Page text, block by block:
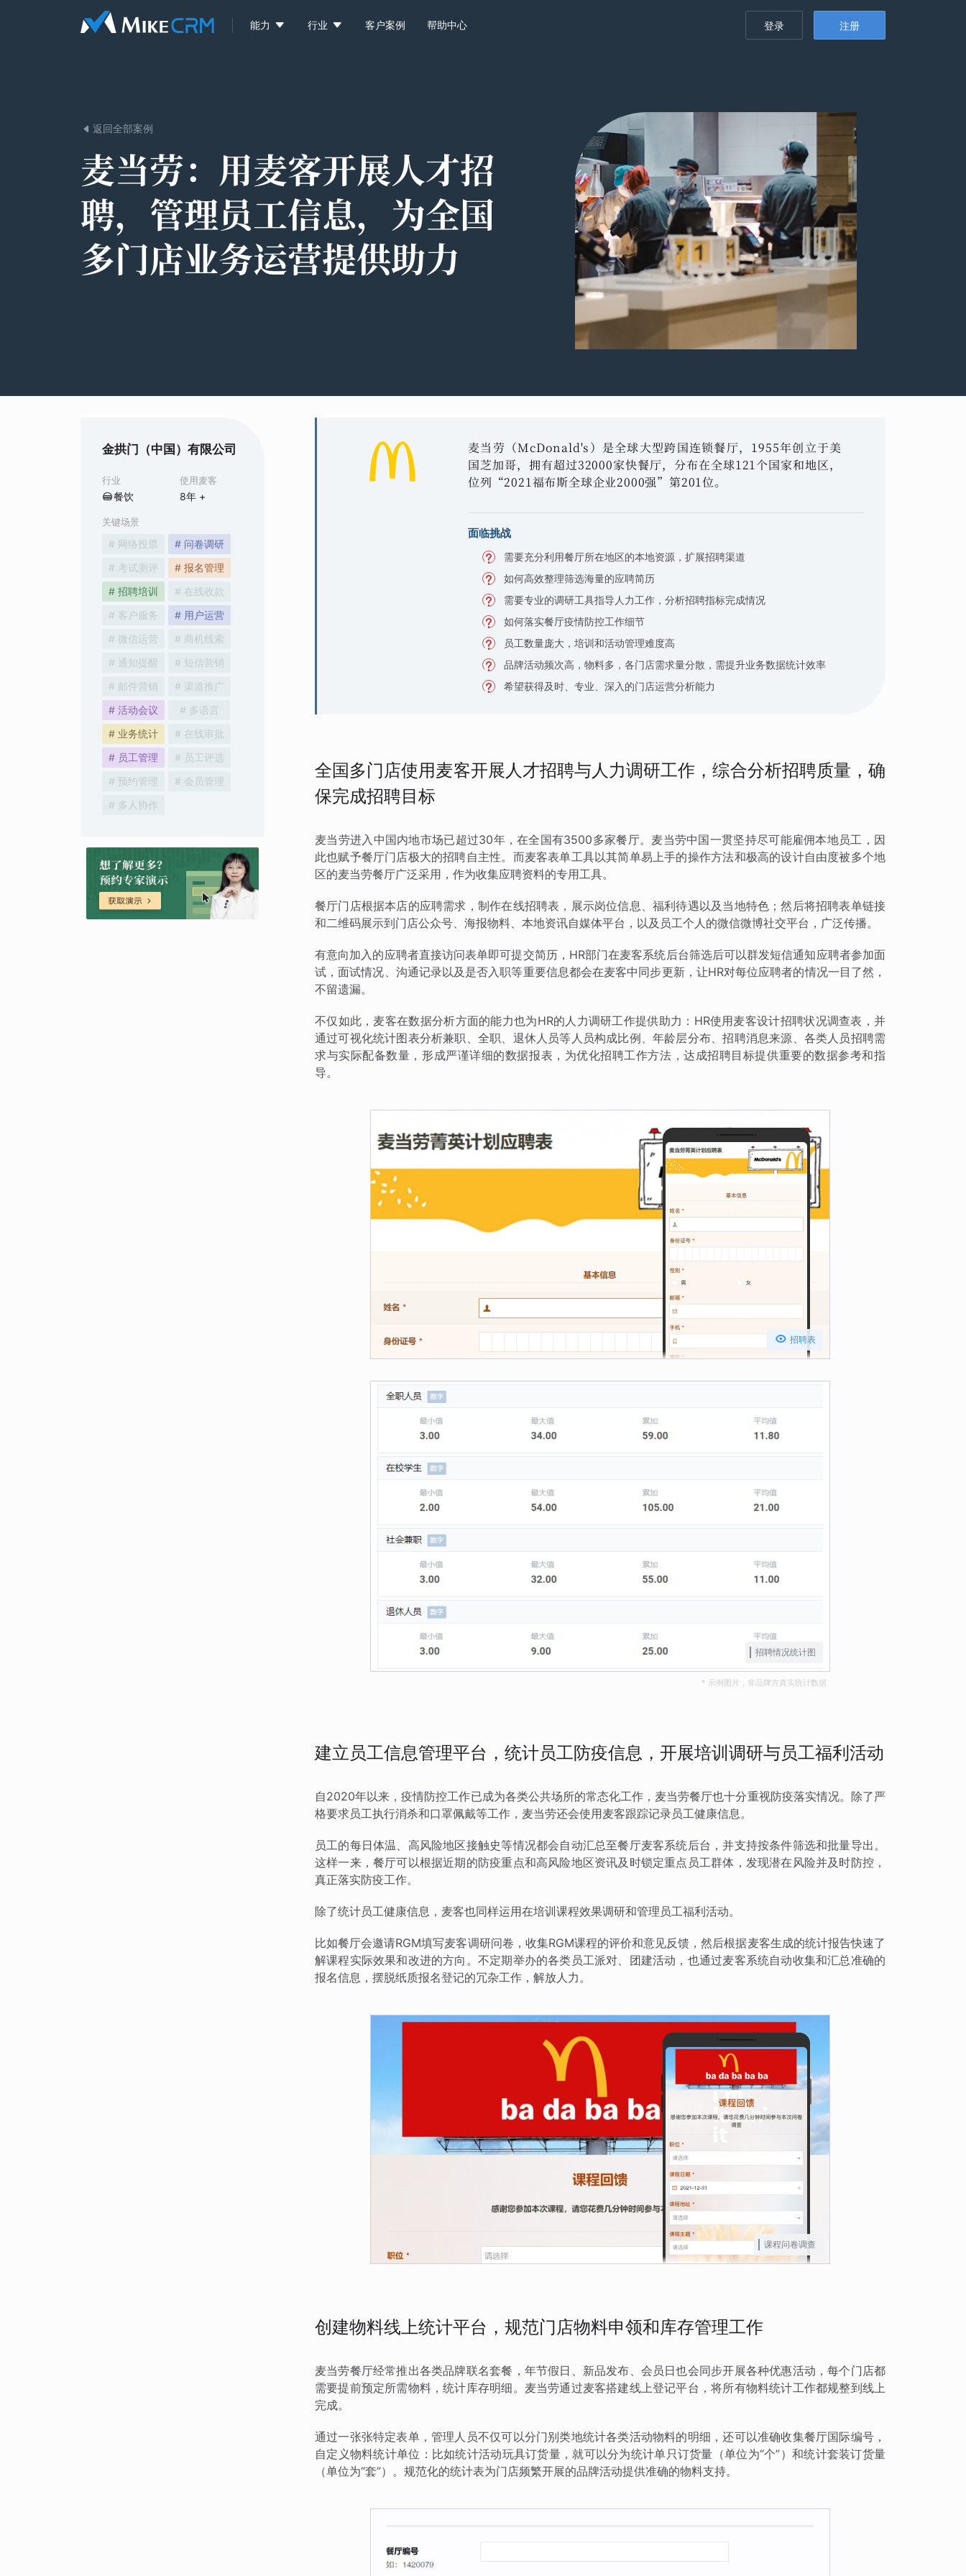
能力  行业  客户案例 帮助中心 登录 注册
 返回全部案例
麦当劳： 用麦客开展人才招
聘，管理员工信息，为全国
多门店业务运营提供助力
金拱门（中国）有限公司
行业
餐饮
使用麦客
8年 +
关键场景
# 网络投票
# 问卷调研
# 考试测评
# 报名管理
# 招聘培训
# 在线收款
# 客户服务
# 用户运营
# 微信运营
# 商机线索
# 通知提醒
# 短信营销
# 邮件营销
# 渠道推广
# 活动会议
# 多语言
# 业务统计
# 在线审批
# 员工管理
# 员工评选
# 预约管理
# 会员管理
# 多人协作
麦当劳（McDonald's）是全球大型跨国连锁餐厅，1955年创立于美
国芝加哥，拥有超过32000家快餐厅，分布在全球121个国家和地区，
位列“2021福布斯全球企业2000强”第201位。
面临挑战
需要充分利用餐厅所在地区的本地资源，扩展招聘渠道
如何高效整理筛选海量的应聘简历
需要专业的调研工具指导人力工作，分析招聘指标完成情况
如何落实餐厅疫情防控工作细节
员工数量庞大，培训和活动管理难度高
品牌活动频次高，物料多，各门店需求量分散，需提升业务数据统计效率
希望获得及时、专业、深入的门店运营分析能力
全国多门店使用麦客开展人才招聘与人力调研工作，综合分析招聘质量，确
保完成招聘目标
麦当劳进入中国内地市场已超过30年，在全国有3500多家餐厅。麦当劳中国一贯坚持尽可能雇佣本地员工，因
此也赋予餐厅门店极大的招聘自主性。而麦客表单工具以其简单易上手的操作方法和极高的设计自由度被多个地
区的麦当劳餐厅广泛采用，作为收集应聘资料的专用工具。
餐厅门店根据本店的应聘需求，制作在线招聘表，展示岗位信息、福利待遇以及当地特色；然后将招聘表单链接
和二维码展示到门店公众号、海报物料、本地资讯自媒体平台，以及员工个人的微信微博社交平台，广泛传播。
有意向加入的应聘者直接访问表单即可提交简历，HR部门在麦客系统后台筛选后可以群发短信通知应聘者参加面
试，面试情况、沟通记录以及是否入职等重要信息都会在麦客中同步更新，让HR对每位应聘者的情况一目了然，
不留遗漏。
不仅如此，麦客在数据分析方面的能力也为HR的人力调研工作提供助力：HR使用麦客设计招聘状况调查表，并
通过可视化统计图表分析兼职、全职、退休人员等人员构成比例、年龄层分布、招聘消息来源、各类人员招聘需
求与实际配备数量，形成严谨详细的数据报表，为优化招聘工作方法，达成招聘目标提供重要的数据参考和指
导。
 招聘表
招聘情况统计图
* 示例图片，非品牌方真实统计数据
建立员工信息管理平台，统计员工防疫信息，开展培训调研与员工福利活动
自2020年以来，疫情防控工作已成为各类公共场所的常态化工作，麦当劳餐厅也十分重视防疫落实情况。除了严
格要求员工执行消杀和口罩佩戴等工作，麦当劳还会使用麦客跟踪记录员工健康信息。
员工的每日体温、高风险地区接触史等情况都会自动汇总至餐厅麦客系统后台，并支持按条件筛选和批量导出。
这样一来，餐厅可以根据近期的防疫重点和高风险地区资讯及时锁定重点员工群体，发现潜在风险并及时防控，
真正落实防疫工作。
除了统计员工健康信息，麦客也同样运用在培训课程效果调研和管理员工福利活动。
比如餐厅会邀请RGM填写麦客调研问卷，收集RGM课程的评价和意见反馈，然后根据麦客生成的统计报告快速了
解课程实际效果和改进的方向。不定期举办的各类员工派对、团建活动，也通过麦客系统自动收集和汇总准确的
报名信息，摆脱纸质报名登记的冗杂工作，解放人力。
课程问卷调查
创建物料线上统计平台，规范门店物料申领和库存管理工作
麦当劳餐厅经常推出各类品牌联名套餐，年节假日、新品发布、会员日也会同步开展各种优惠活动，每个门店都
需要提前预定所需物料，统计库存明细。麦当劳通过麦客搭建线上登记平台，将所有物料统计工作都规整到线上
完成。
通过一张张特定表单，管理人员不仅可以分门别类地统计各类活动物料的明细，还可以准确收集餐厅国际编号，
自定义物料统计单位：比如统计活动玩具订货量，就可以分为统计单只订货量（单位为“个”）和统计套装订货量
（单位为“套”）。规范化的统计表为门店频繁开展的品牌活动提供准确的物料支持。